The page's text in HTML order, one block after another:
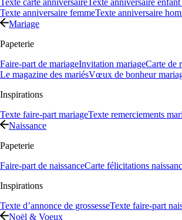
Texte carte anniversaireTexte anniversaire enfant
Texte anniversaire femmeTexte anniversaire
Mariage
Papeterie
Faire-part de mariageInvitation mariageCarte de
Le magazine des mariésVœux de bonheur
Inspirations
Texte faire-part mariageTexte remerciements
Naissance
Papeterie
Faire-part de naissanceCarte félicitations
Inspirations
Texte d’annonce de grossesseTexte faire-part
Noël & Voeux